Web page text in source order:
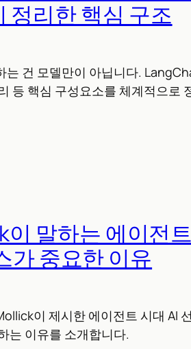
정리한 핵심 구조
건 모델만이 아닙니다.
등 핵심 구성요소를 체계적으로
말하는 에이전
가 중요한 이유
이 제시한 에이전트 시대 AI
는 이유를 소개합니다.